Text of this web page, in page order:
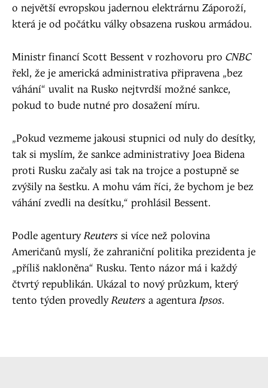
o největší evropskou jadernou elektrárnu Záporoží,
která je od počátku války obsazena ruskou armádou.
Ministr financí Scott Bessent v rozhovoru pro CNBC
řekl, že je americká administrativa připravena „bez
váhání“ uvalit na Rusko nejtvrdší možné sankce,
pokud to bude nutné pro dosažení míru.
„Pokud vezmeme jakousi stupnici od nuly do desítky,
tak si myslím, že sankce administrativy Joea Bidena
proti Rusku začaly asi tak na trojce a postupně se
zvýšily na šestku. A mohu vám říci, že bychom je bez
váhání zvedli na desítku,“ prohlásil Bessent.
Podle agenturyReuters si více než polovina
Američanů myslí, že zahraniční politika prezidenta je
„příliš nakloněna“ Rusku. Tento názor má i každý
čtvrtý republikán. Ukázal to nový průzkum, který
tento týden provedlyReuters a agenturaIpsos.